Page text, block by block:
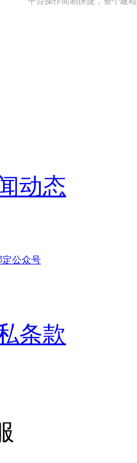
动态
定公众号
条款